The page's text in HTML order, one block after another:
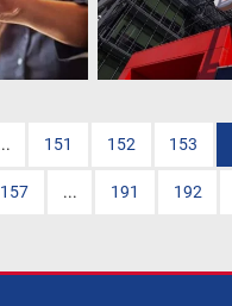
151 152 153
157 ... 191 192